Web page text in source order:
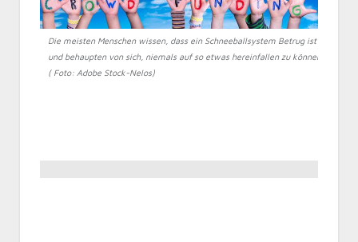
Die meisten Menschen wissen, dass ein Schneeballsystem Betrug ist
und behaupten von sich, niemals auf so etwas hereinfallen zu können.
( Foto: Adobe Stock-Nelos)